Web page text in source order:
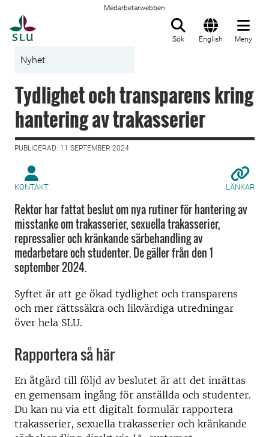
Medarbetarwebben
Sök English Meny
Nyhet
Tydlighet och transparens kring
hantering av trakasserier
PUBLICERAD: 11 SEPTEMBER 2024
KONTAKT LÄNKAR
Rektor har fattat beslut om nya rutiner för hantering av
misstanke om trakasserier, sexuella trakasserier,
repressalier och kränkande särbehandling av
medarbetare och studenter. De gäller från den 1
september 2024.
Syftet är att ge ökad tydlighet och transparens
och mer rättssäkra och likvärdiga utredningar
över hela SLU.
Rapportera så här
En åtgärd till följd av beslutet är att det inrättas
en gemensam ingång för anställda och studenter.
Du kan nu via ett digitalt formulär rapportera
trakasserier, sexuella trakasserier och kränkande